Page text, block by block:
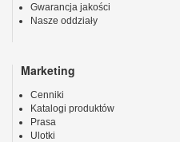
Gwarancja jakości
Nasze oddziały
Marketing
Cenniki
Katalogi produktów
Prasa
Ulotki